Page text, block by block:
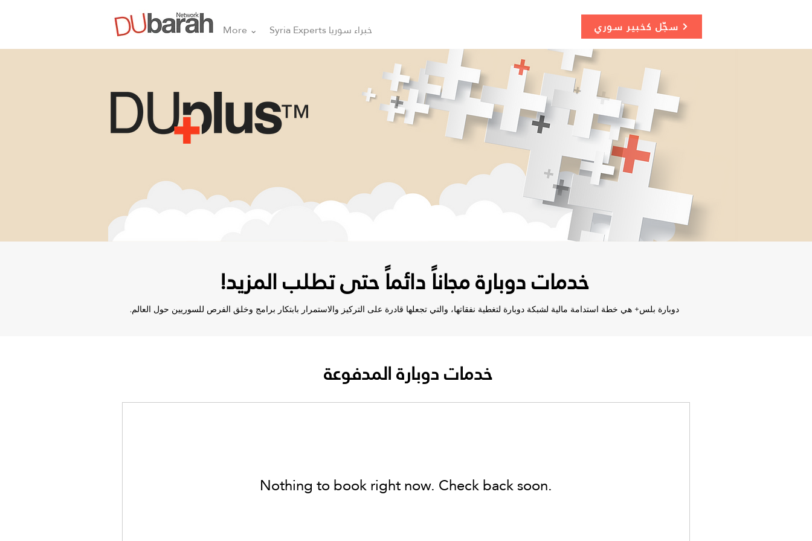
More ⌄ Syria Experts خبراء سوريا سجّل كخبير سوري
خدمات دوبارة مجاناً دائماً حتى تطلب المزيد!
دوبارة بلس+ هي خطة استدامة مالية لشبكة دوبارة لتغطية نفقاتها، والتي تجعلها قادرة على التركيز والاستمرار بابتكار برامج وخلق الفرص للسوريين حول العالم.
خدمات دوبارة المدفوعة
Nothing to book right now. Check back soon.